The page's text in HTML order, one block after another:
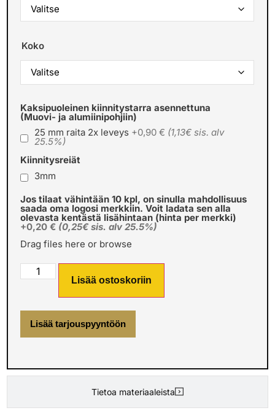
Tietoa materiaaleista
Koko
Kaksipuoleinen kiinnitystarra asennettuna
(Muovi- ja alumiinipohjiin)
25 mm raita 2x leveys +0,90 € (1,13€ sis. alv
25.5%)
Kiinnitysreiät
3mm
Jos tilaat vähintään 10 kpl, on sinulla mahdollisuus
saada oma logosi merkkiin. Voit ladata sen alla
olevasta kentästä lisähintaan (hinta per merkki)
+0,20 € (0,25€ sis. alv 25.5%)
Drag files here or browse
Lisää ostoskoriin
Lisää tarjouspyyntöön